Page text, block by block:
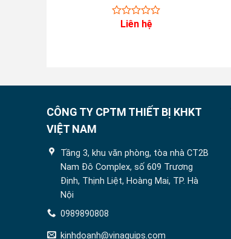
Liên hệ
CÔNG TY CPTM THIẾT BỊ KHKT
VIỆT NAM
Tầng 3, khu văn phòng, tòa nhà CT2B
Nam Đô Complex, số 609 Trương
Định, Thịnh Liệt, Hoàng Mai, TP. Hà
Nội
0989890808
kinhdoanh@vinaquips.com